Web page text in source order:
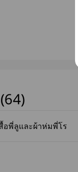
อพี่ลูและผ้าห่มพี่โร